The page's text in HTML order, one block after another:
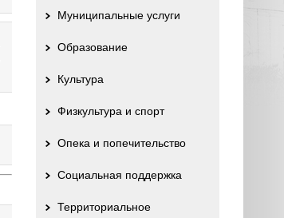
Муниципальные услуги
Образование
Культура
Физкультура и спорт
Опека и попечительство
Социальная поддержка
Территориальное